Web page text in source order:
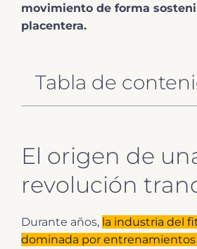
movimiento de forma
placentera.
Tabla de
El origen de
revolución
Durante años, la industria del
dominada por entrenamientos